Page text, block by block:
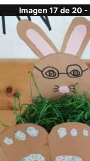
Imagen 17 de 20 -